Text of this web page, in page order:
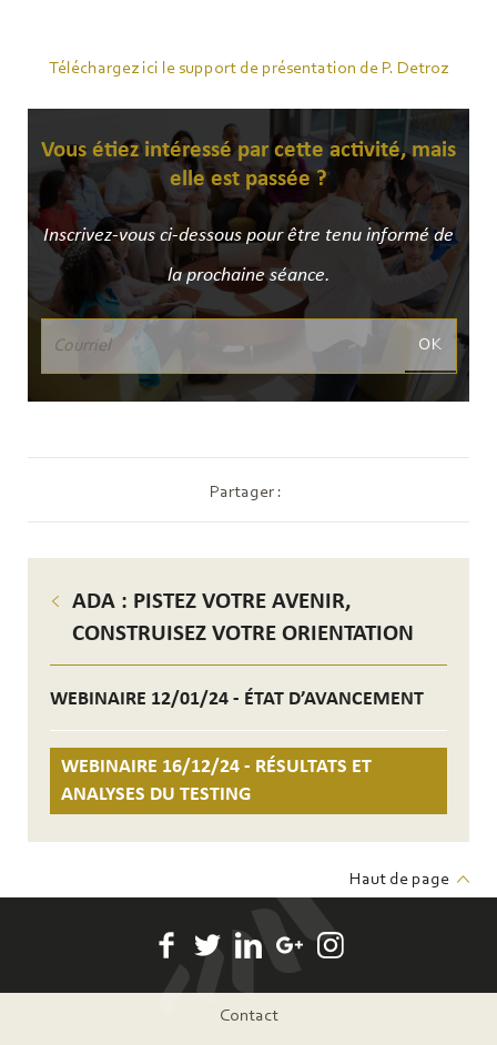
ADA : PISTEZ VOTRE AVENIR,
CONSTRUISEZ VOTRE ORIENTATION
WEBINAIRE 12/01/24 - ÉTAT D’AVANCEMENT
WEBINAIRE 16/12/24 - RÉSULTATS ET
ANALYSES DU TESTING
Téléchargez ici le support de présentation de P. Detroz
Vous étiez intéressé par cette activité, mais
elle est passée ?
Inscrivez-vous ci-dessous pour être tenu informé de
la prochaine séance.
OK
Partager :
Haut de page
Contact